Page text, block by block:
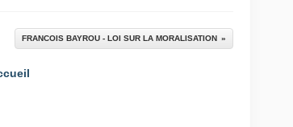
FRANCOIS BAYROU - LOI SUR LA MORALISATION